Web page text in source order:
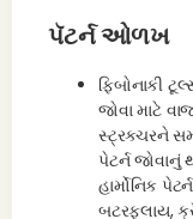
પૅટર્ન ઓળખ
ફિબોનાકી
જોવા માટે
સ્ટ્રક્ચરને
પેટર્ન
હાર્મોનિક
બટરફ્લાય,